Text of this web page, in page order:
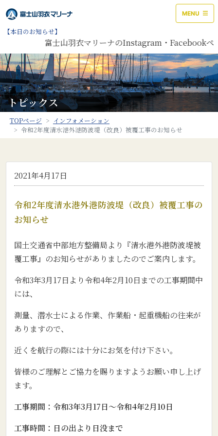
MENU
【本日のお知らせ】
富士山羽衣マリーナのInstagram・Facebookペ
トピックス
TOPページ
インフォメーション
令和2年度清水港外港防波堤（改良）被覆工事のお知らせ
2021年4月17日
令和2年度清水港外港防波堤（改良）被覆工事の
お知らせ
国土交通省中部地方整備局より『清水港外港防波堤被
覆工事』のお知らせがありましたのでご案内します。
令和3年3月17日より令和4年2月10日までの工事期間中
には、
測量、潜水士による作業、作業船・起重機船の往来が
ありますので、
近くを航行の際には十分にお気を付け下さい。
皆様のご理解とご協力を賜りますようお願い申し上げ
ます。
工事期間：令和3年3月17日～令和4年2月10日
工事時間：日の出より日没まで